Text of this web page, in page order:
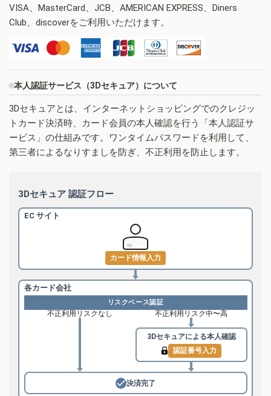
VISA、MasterCard、JCB、AMERICAN EXPRESS、Diners
Club、discoverをご利用いただけます。
本人認証サービス（3Dセキュア）について
3Dセキュアとは、インターネットショッピングでのクレジッ
トカード決済時、カード会員の本人確認を行う「本人認証サ
ービス」の仕組みです。ワンタイムパスワードを利用して、
第三者によるなりすましを防ぎ、不正利用を防止します。
3Dセキュア 認証フロー
EC サイト
カード情報入力
各カード会社
リスクベース認証
不正利用リスクなし 不正利用リスク中〜高
3Dセキュアによる本人確認
認証番号入力
決済完了